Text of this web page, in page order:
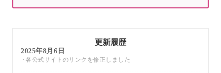
更新履歴
2025年8月6日
各公式サイトのリンクを修正しました